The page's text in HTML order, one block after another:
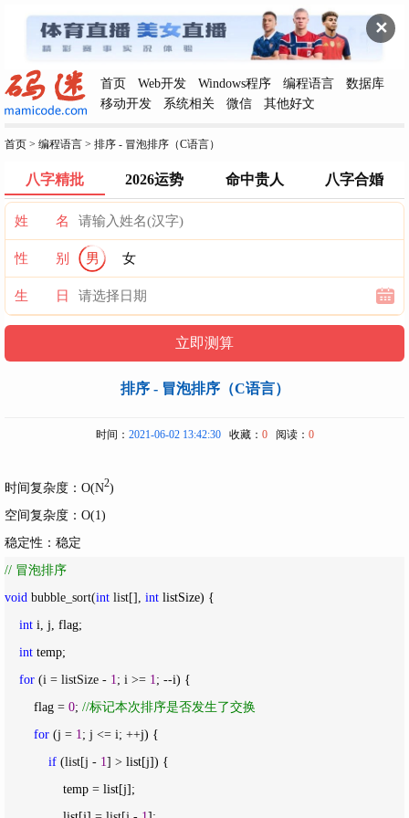
✕
首页 Web开发 Windows程序 编程语言
数据库
移动开发
系统相关 微信 其他好文
首页 > 编程语言 > 排序 - 冒泡排序（C语言）
八字精批 2026运势 命中贵人 八字合婚
姓 名
性 别 男 女
生 日
排序 - 冒泡排序（C语言）
时间： 2021-06-02 13:42:30收藏： 0阅读： 0
时间复杂度： O(N2)
空间复杂度：O(1)
稳定性：稳定
// 冒泡排序
void bubble_sort(int list[], int listSize) {
int i, j, flag;
int temp;
for (i = listSize - 1 ; i >= 1 ; --i) {
        flag
= 0; //标记本次排序是否发生了交换
for (j = 1 ; j <= i; ++j) {
if (list[j - 1] > list[j]) {
                temp
= list[j];